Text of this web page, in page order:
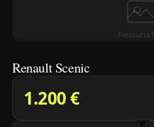
Nessuna
Renault Scenic
1.200 €